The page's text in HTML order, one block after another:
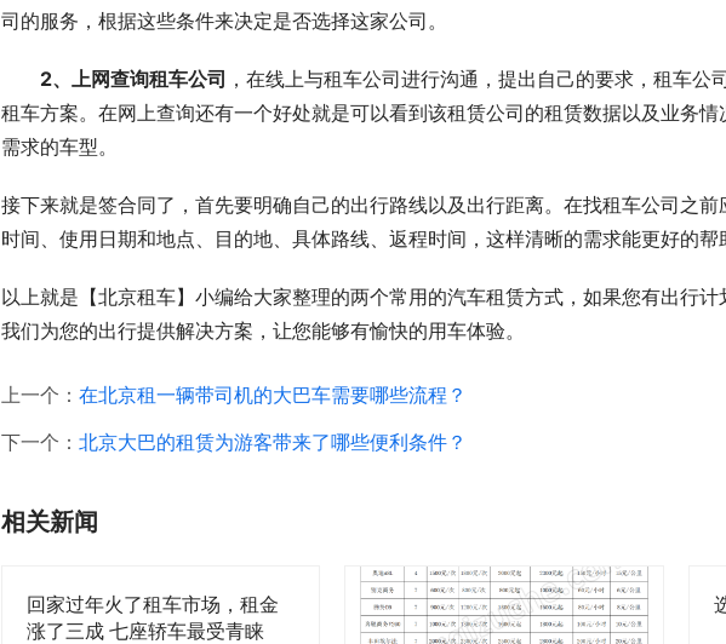
司的服务，根据这些条件来决定是否选择这家公司。
2、上网查询租车公司 ，在线上与租车公司进行沟通，提出自己的要求，租车公
租车方案。在网上查询还有一个好处就是可以看到该租赁公司的租赁数据以及业务
需求的车型。
接下来就是签合同了，首先要明确自己的出行路线以及出行距离。在找租车公司之
时间、使用日期和地点、目的地、具体路线、返程时间，这样清晰的需求能更好的帮
以上就是【北京租车】小编给大家整理的两个常用的汽车租赁方式，如果您有出行计
我们为您的出行提供解决方案，让您能够有愉快的用车体验。
上一个： 在北京租一辆带司机的大巴车需要哪些流程？
下一个： 北京大巴的租赁为游客带来了哪些便利条件？
相关新闻
回家过年火了租车市场，租金
涨了三成 七座轿车最受青睐